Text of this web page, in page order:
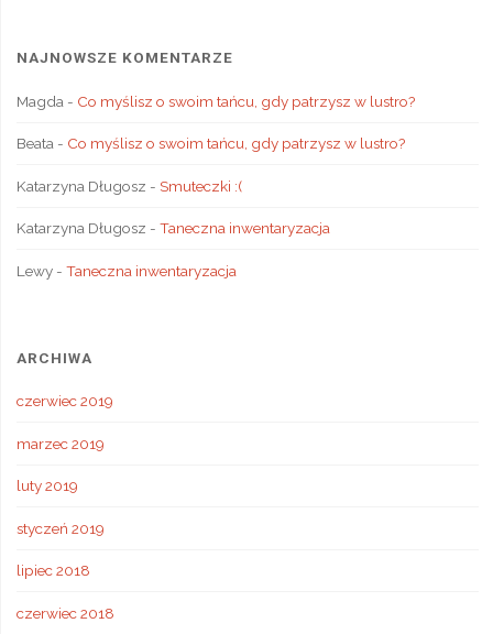
NAJNOWSZE KOMENTARZE
Magda - Co myślisz o swoim tańcu, gdy patrzysz w lustro?
Beata- Co myślisz o swoim tańcu, gdy patrzysz w lustro?
Katarzyna Długosz - Smuteczki :(
Katarzyna Długosz - Taneczna inwentaryzacja
Lewy- Taneczna inwentaryzacja
ARCHIWA
czerwiec 2019
marzec 2019
luty 2019
styczeń 2019
lipiec 2018
czerwiec 2018